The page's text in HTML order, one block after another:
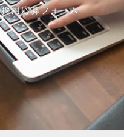
採用応募フォーム